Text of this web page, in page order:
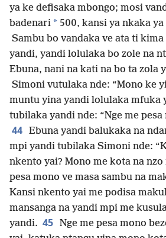
ya ke defisaka mbongo; mosi
badenari * 500, kansi ya nkaka
Sambu bo vandaka ve ata ti
yandi, yandi lolulaka bo zole na
Ebuna, nani na kati na bo ta zola
Simoni vutulaka nde: “Mono ke
muntu yina yandi lolulaka mfuka
tubilaka yandi nde: “Nge me pesa
44 Ebuna yandi balukaka na
mpi yandi tubilaka Simoni nde:
nkento yai? Mono me kota na nzo
pesa mono ve masa sambu na
Kansi nkento yai me podisa
mansanga na yandi mpi me
yandi. 45 Nge me pesa mono